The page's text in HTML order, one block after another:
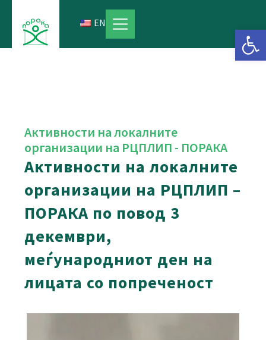
content
EN
Активности на локалните
организации на РЦПЛИП - ПОРАКА
Активности на локалните
организации на РЦПЛИП –
ПОРАКА по повод 3
декември,
меѓународниот ден на
лицата со попреченост